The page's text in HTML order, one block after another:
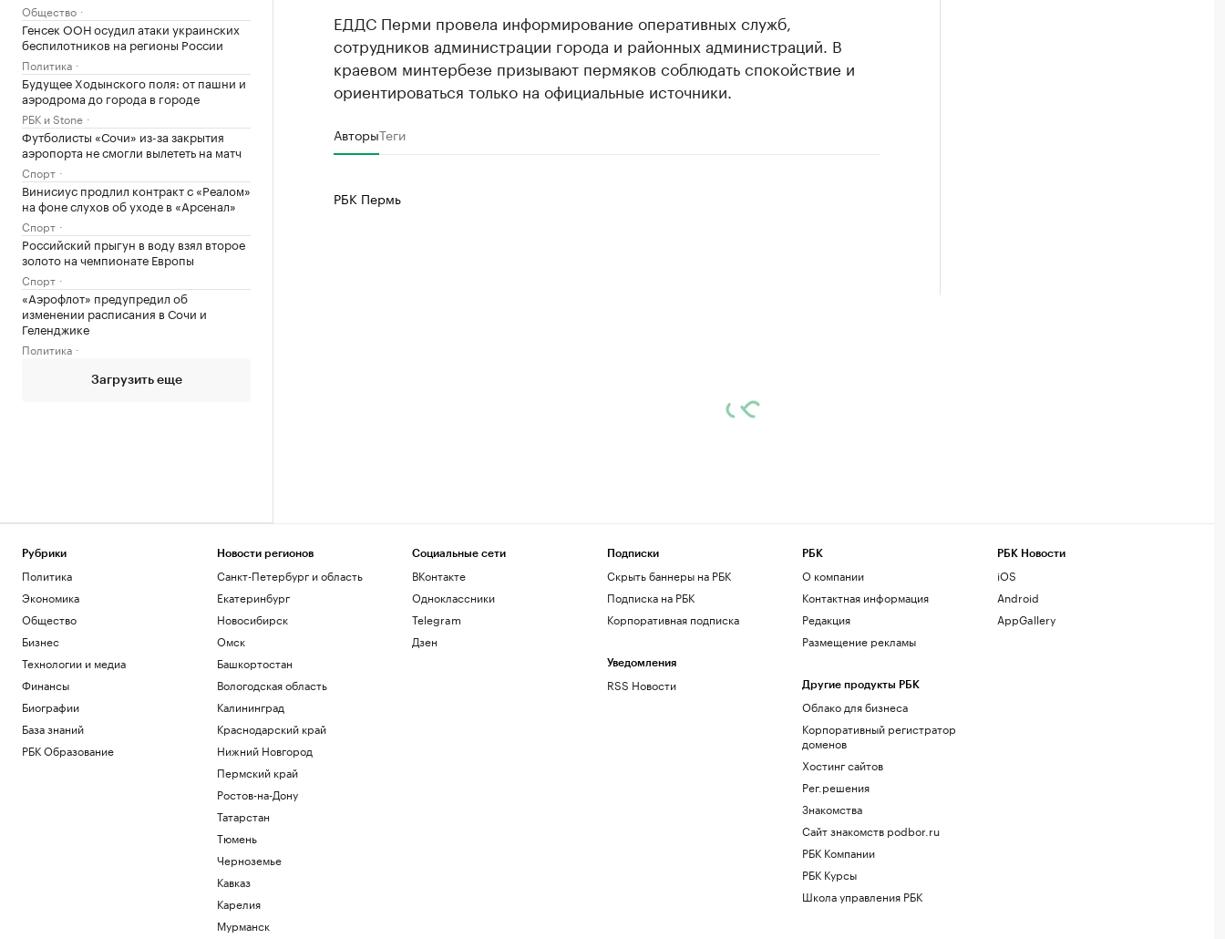
Общество
Генсек ООН осудил атаки украинских
беспилотников на регионы России
Политика
Будущее Ходынского поля: от пашни и
аэродрома до города в городе
РБК и Stone
Футболисты «Сочи» из-за закрытия
аэропорта не смогли вылететь на матч
Спорт
Винисиус продлил контракт с «Реалом»
на фоне слухов об уходе в «Арсенал»
Спорт
Российский прыгун в воду взял второе
золото на чемпионате Европы
Спорт
«Аэрофлот» предупредил об
изменении расписания в Сочи и
Геленджике
Политика
Загрузить еще
ЕДДС Перми провела информирование оперативных служб,
сотрудников администрации города и районных администраций. В
краевом минтербезе призывают пермяков соблюдать спокойствие и
ориентироваться только на официальные источники.
АвторыТеги
РБК Пермь
Рубрики
Политика
Экономика
Общество
Бизнес
Технологии и медиа
Финансы
Биографии
База знаний
РБК Образование
Новости регионов
Санкт-Петербург и область
Екатеринбург
Новосибирск
Омск
Башкортостан
Вологодская область
Калининград
Краснодарский край
Нижний Новгород
Пермский край
Ростов-на-Дону
Татарстан
Тюмень
Черноземье
Кавказ
Карелия
Мурманск
Социальные сети
ВКонтакте
Одноклассники
Telegram
Дзен
Подписки
Скрыть баннеры на РБК
Подписка на РБК
Корпоративная подписка
Уведомления
RSS Новости
РБК
О компании
Контактная информация
Редакция
Размещение рекламы
Другие продукты РБК
Облако для бизнеса
Корпоративный регистратор
доменов
Хостинг сайтов
Рег.решения
Знакомства
Сайт знакомств podbor.ru
РБК Компании
РБК Курсы
Школа управления РБК
РБК Новости
iOS
Android
AppGallery